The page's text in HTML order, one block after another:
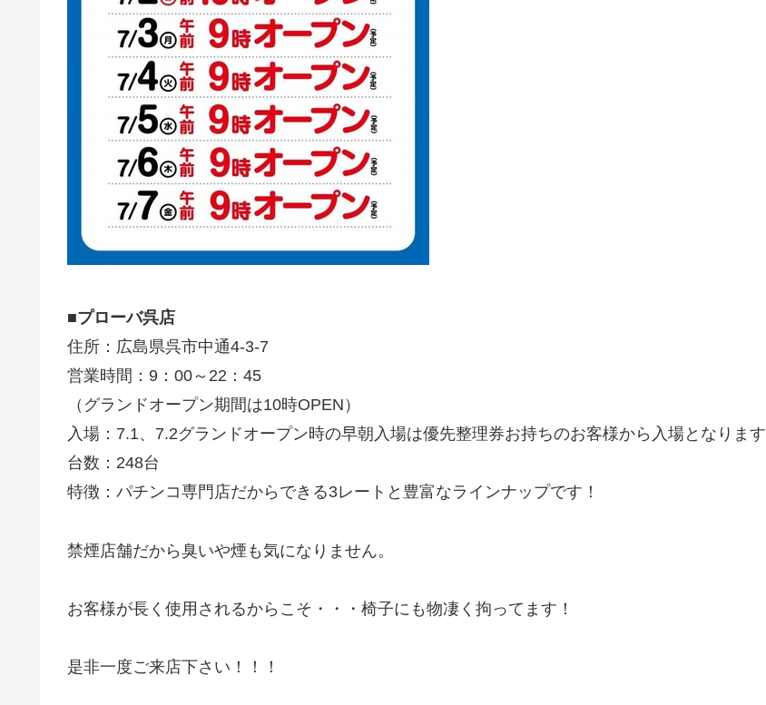
■プローバ呉店
住所：広島県呉市中通4-3-7
営業時間：9：00～22：45
（グランドオープン期間は10時OPEN）
入場：7.1、7.2グランドオープン時の早朝入場は優先整理券お持ちのお客様から入場となります
台数：248台
特徴：パチンコ専門店だからできる3レートと豊富なラインナップです！
禁煙店舗だから臭いや煙も気になりません。
お客様が長く使用されるからこそ・・・椅子にも物凄く拘ってます！
是非一度ご来店下さい！！！